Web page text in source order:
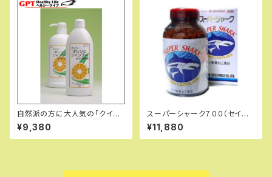
自然派の方に大人気の「クイン
オレンジシャンプー1000ｍｌ」
お得サイズ
¥9,380
スーパーシャーク７００（セイシ
ン企業）（送料金額は沖縄県を除
く）
¥11,880